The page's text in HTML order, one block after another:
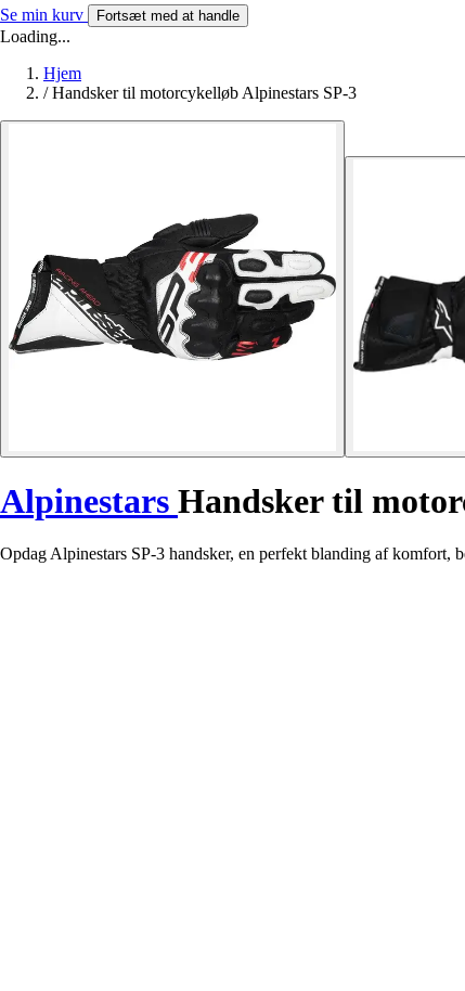
Se min kurv Fortsæt med at handle
Loading...
Hjem
/ Handsker til motorcykelløb Alpinestars SP-3
Alpinestars Handsker til
Opdag Alpinestars SP-3 handsker, en perfekt blanding af komfort,